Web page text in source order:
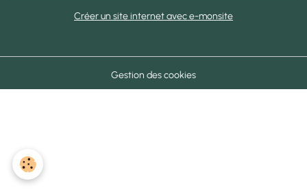
Créer un site internet avec e-monsite
Gestion des cookies